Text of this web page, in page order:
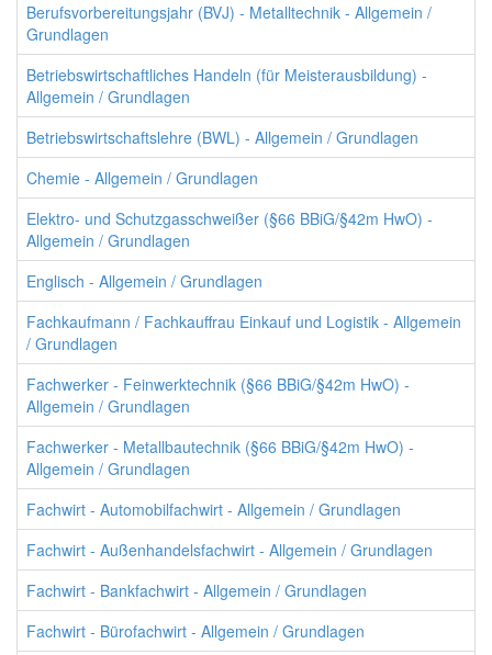
Berufsvorbereitungsjahr (BVJ) - Metalltechnik - Allgemein /
Grundlagen
Betriebswirtschaftliches Handeln (für Meisterausbildung) -
Allgemein / Grundlagen
Betriebswirtschaftslehre (BWL) - Allgemein / Grundlagen
Chemie - Allgemein / Grundlagen
Elektro- und Schutzgasschweißer (§66 BBiG/§42m HwO) -
Allgemein / Grundlagen
Englisch - Allgemein / Grundlagen
Fachkaufmann / Fachkauffrau Einkauf und Logistik - Allgemein
/ Grundlagen
Fachwerker - Feinwerktechnik (§66 BBiG/§42m HwO) -
Allgemein / Grundlagen
Fachwerker - Metallbautechnik (§66 BBiG/§42m HwO) -
Allgemein / Grundlagen
Fachwirt - Automobilfachwirt - Allgemein / Grundlagen
Fachwirt - Außenhandelsfachwirt - Allgemein / Grundlagen
Fachwirt - Bankfachwirt - Allgemein / Grundlagen
Fachwirt - Bürofachwirt - Allgemein / Grundlagen